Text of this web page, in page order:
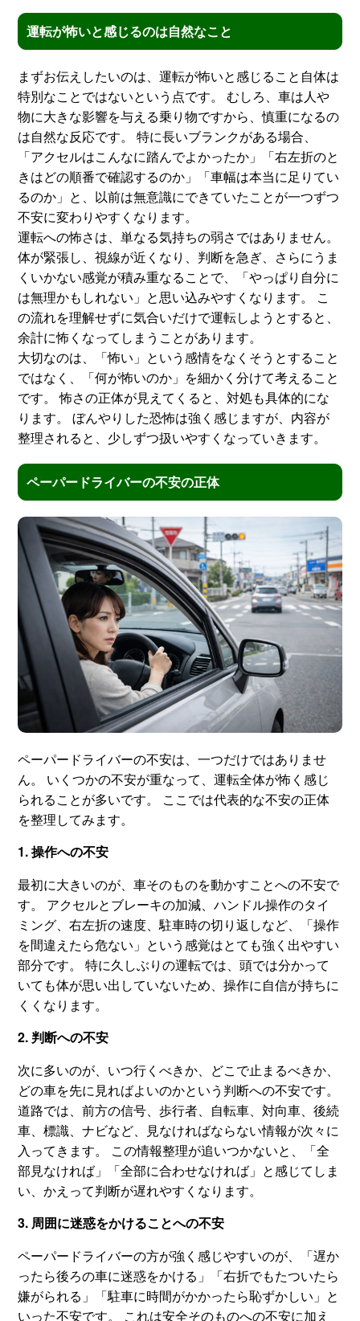
運転が怖いと感じるのは自然なこと
まずお伝えしたいのは、運転が怖いと感じること自体は
特別なことではないという点です。 むしろ、車は人や
物に大きな影響を与える乗り物ですから、慎重になるの
は自然な反応です。 特に長いブランクがある場合、
「アクセルはこんなに踏んでよかったか」「右左折のと
きはどの順番で確認するのか」「車幅は本当に足りてい
るのか」と、以前は無意識にできていたことが一つずつ
不安に変わりやすくなります。
運転への怖さは、単なる気持ちの弱さではありません。
体が緊張し、視線が近くなり、判断を急ぎ、さらにうま
くいかない感覚が積み重なることで、「やっぱり自分に
は無理かもしれない」と思い込みやすくなります。 こ
の流れを理解せずに気合いだけで運転しようとすると、
余計に怖くなってしまうことがあります。
大切なのは、「怖い」という感情をなくそうとすること
ではなく、「何が怖いのか」を細かく分けて考えること
です。 怖さの正体が見えてくると、対処も具体的にな
ります。 ぼんやりした恐怖は強く感じますが、内容が
整理されると、少しずつ扱いやすくなっていきます。
ペーパードライバーの不安の正体
ペーパードライバーの不安は、一つだけではありませ
ん。 いくつかの不安が重なって、運転全体が怖く感じ
られることが多いです。 ここでは代表的な不安の正体
を整理してみます。
1. 操作への不安
最初に大きいのが、車そのものを動かすことへの不安で
す。 アクセルとブレーキの加減、ハンドル操作のタイ
ミング、右左折の速度、駐車時の切り返しなど、「操作
を間違えたら危ない」という感覚はとても強く出やすい
部分です。 特に久しぶりの運転では、頭では分かって
いても体が思い出していないため、操作に自信が持ちに
くくなります。
2. 判断への不安
次に多いのが、いつ行くべきか、どこで止まるべきか、
どの車を先に見ればよいのかという判断への不安です。
道路では、前方の信号、歩行者、自転車、対向車、後続
車、標識、ナビなど、見なければならない情報が次々に
入ってきます。 この情報整理が追いつかないと、「全
部見なければ」「全部に合わせなければ」と感じてしま
い、かえって判断が遅れやすくなります。
3. 周囲に迷惑をかけることへの不安
ペーパードライバーの方が強く感じやすいのが、「遅か
ったら後ろの車に迷惑をかける」「右折でもたついたら
嫌がられる」「駐車に時間がかかったら恥ずかしい」と
いった不安です。 これは安全そのものへの不安に加え